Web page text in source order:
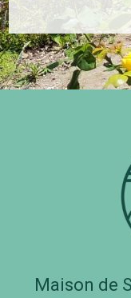
Maison de